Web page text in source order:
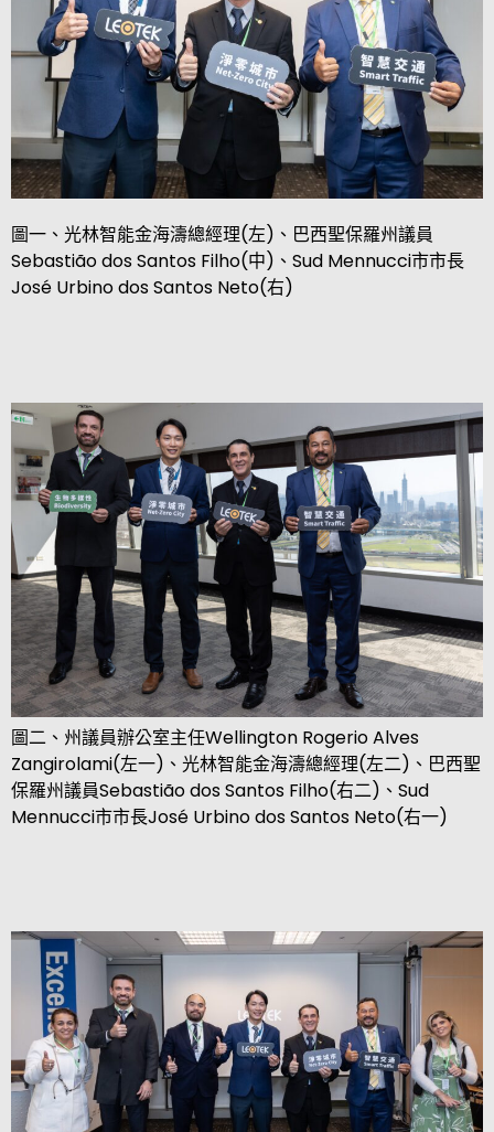
圖一、 光林智能金海濤總經理(左) 、巴西聖保羅州議員
Sebastião dos Santos Filho(中) 、 Sud Mennucci市市長
José Urbino dos Santos Neto(右)
圖二、州議員辦公室主任Wellington Rogerio Alves
Zangirolami(左一) 、 光林智能金海濤總經理(左二) 、巴西聖
保羅州議員Sebastião dos Santos Filho(右二) 、 Sud
Mennucci市市長José Urbino dos Santos Neto(右一)